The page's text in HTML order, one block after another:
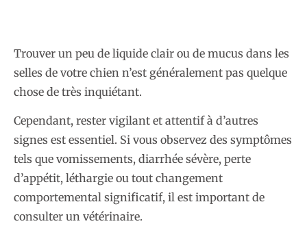
Trouver un peu de liquide clair ou de mucus dans les
selles de votre chien n’est généralement pas quelque
chose de très inquiétant.
Cependant, rester vigilant et attentif à d’autres
signes est essentiel. Si vous observez des symptômes
tels que vomissements, diarrhée sévère, perte
d’appétit, léthargie ou tout changement
comportemental significatif, il est important de
consulter un vétérinaire.